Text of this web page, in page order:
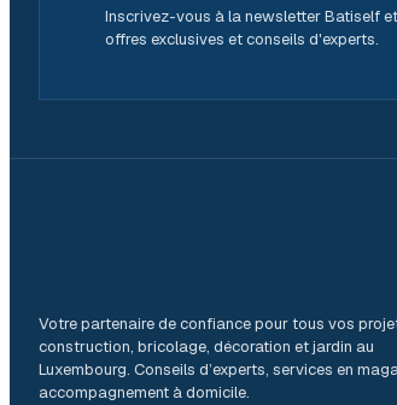
Inscrivez-vous à la newsletter Batiself
offres exclusives et conseils d'experts.
Votre partenaire de confiance pour tous vos
construction, bricolage, décoration et jardin au
Luxembourg. Conseils d’experts, services en
accompagnement à domicile.